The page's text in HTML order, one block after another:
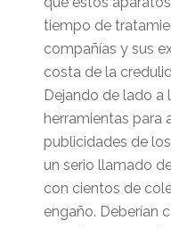
tiempo de
compañías y sus
costa de la
Dejando de lado a
herramientas para
publicidades de
un serio llamado
con cientos de
engaño. Deberían